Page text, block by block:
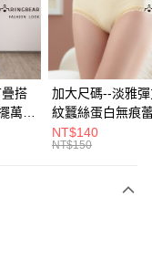
使用無須另外申請。
搭
萬用
大
加大尺碼--淡雅
紋蠶絲蛋白無痕
角內褲(白.粉.藍.
3L)-L28眼圈熊中
NT$140
NT$150